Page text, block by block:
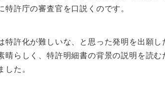
許庁の審査官を口説くのです。
許化が難しいな、と思った発明を出願
晴らしく、特許明細書の背景の説明を読
た。